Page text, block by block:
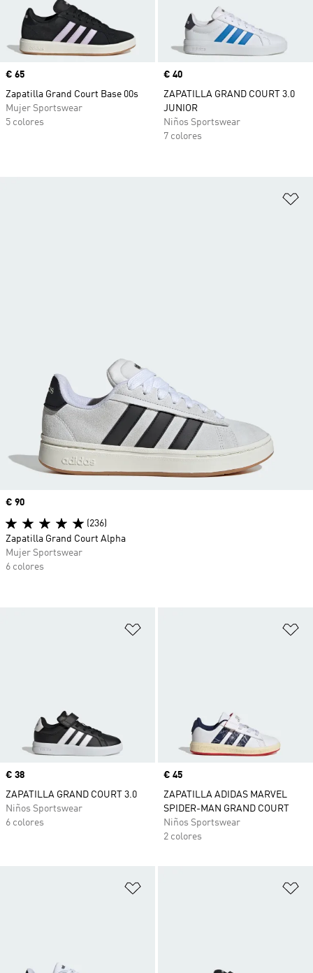
Precio
€ 65
Zapatilla Grand Court Base 00s
Mujer Sportswear
5 colores
Precio
€ 40
ZAPATILLA GRAND COURT 3.0
JUNIOR
Niños Sportswear
7 colores
Precio
€ 38
ZAPATILLA GRAND COURT 3.0
Niños Sportswear
6 colores
Precio
€ 45
ZAPATILLA ADIDAS MARVEL
SPIDER-MAN GRAND COURT
Niños Sportswear
2 colores
Precio
€ 90
(236)
Zapatilla Grand Court Alpha
Mujer Sportswear
6 colores